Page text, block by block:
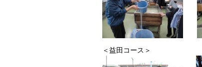
＜益田コース＞